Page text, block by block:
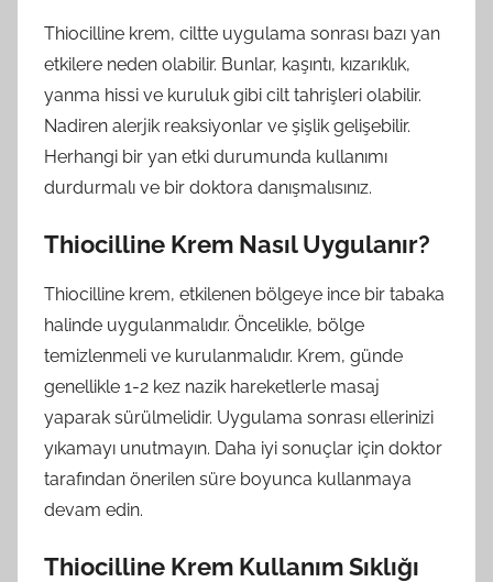
Thiocilline krem, ciltte uygulama sonrası bazı yan
etkilere neden olabilir. Bunlar, kaşıntı, kızarıklık,
yanma hissi ve kuruluk gibi cilt tahrişleri olabilir.
Nadiren alerjik reaksiyonlar ve şişlik gelişebilir.
Herhangi bir yan etki durumunda kullanımı
durdurmalı ve bir doktora danışmalısınız.
Thiocilline Krem Nasıl Uygulanır?
Thiocilline krem, etkilenen bölgeye ince bir tabaka
halinde uygulanmalıdır. Öncelikle, bölge
temizlenmeli ve kurulanmalıdır. Krem, günde
genellikle 1-2 kez nazik hareketlerle masaj
yaparak sürülmelidir. Uygulama sonrası ellerinizi
yıkamayı unutmayın. Daha iyi sonuçlar için doktor
tarafından önerilen süre boyunca kullanmaya
devam edin.
Thiocilline Krem Kullanım Sıklığı